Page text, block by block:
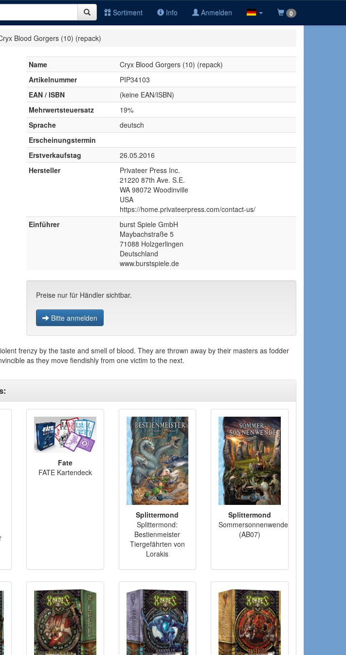
Sortiment Info Anmelden 0
Blood Gorgers (10) (repack)
Name
Cryx Blood Gorgers (10) (repack)
Artikelnummer
PIP34103
EAN / ISBN
(keine EAN/ISBN)
Mehrwertsteuersatz
19%
Sprache
deutsch
Erscheinungstermin
Erstverkaufstag
26.05.2016
Hersteller
Privateer Press Inc.
21220 87th Ave. S.E.
WA 98072 Woodinville
USA
https://home.privateerpress.com/contact-us/
Einführer
burst Spiele GmbH
Maybachstraße 5
71088 Holzgerlingen
Deutschland
www.burstspiele.de
Preise nur für Händler sichtbar.
Bitte anmelden
frenzy by the taste and smell of blood. They are thrown away by their masters as fodder
as they move fiendishly from one victim to the next.
Fate
FATE Kartendeck
Splittermond
Splittermond:
Bestienmeister
Tiergefährten von
Lorakis
Splittermond
Sommersonnenwende
(AB07)